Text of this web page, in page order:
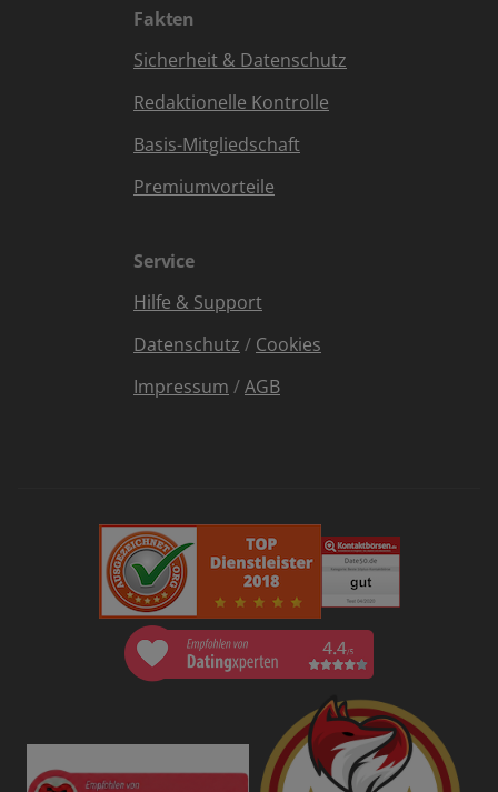
Fakten
Sicherheit & Datenschutz
Redaktionelle Kontrolle
Basis-Mitgliedschaft
Premiumvorteile
Service
Hilfe & Support
Datenschutz / Cookies
Impressum /AGB